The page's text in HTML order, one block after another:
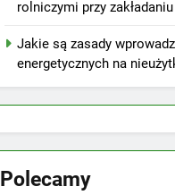
rolniczymi przy
Jakie są zasady
energetycznych na
Polecamy